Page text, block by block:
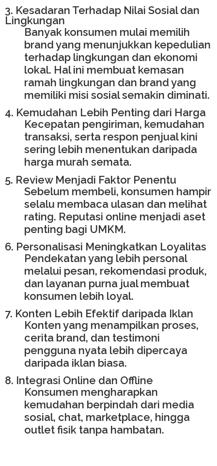
3. Kesadaran Terhadap Nilai Sosial dan
Lingkungan
Banyak konsumen mulai memilih
brand yang menunjukkan kepedulian
terhadap lingkungan dan ekonomi
lokal. Hal ini membuat kemasan
ramah lingkungan dan brand yang
memiliki misi sosial semakin diminati.
4. Kemudahan Lebih Penting dari Harga
Kecepatan pengiriman, kemudahan
transaksi, serta respon penjual kini
sering lebih menentukan daripada
harga murah semata.
5. Review Menjadi Faktor Penentu
Sebelum membeli, konsumen hampir
selalu membaca ulasan dan melihat
rating. Reputasi online menjadi aset
penting bagi UMKM.
6. Personalisasi Meningkatkan Loyalitas
Pendekatan yang lebih personal
melalui pesan, rekomendasi produk,
dan layanan purna jual membuat
konsumen lebih loyal.
7. Konten Lebih Efektif daripada Iklan
Konten yang menampilkan proses,
cerita brand, dan testimoni
pengguna nyata lebih dipercaya
daripada iklan biasa.
8. Integrasi Online dan Offline
Konsumen mengharapkan
kemudahan berpindah dari media
sosial, chat, marketplace, hingga
outlet fisik tanpa hambatan.